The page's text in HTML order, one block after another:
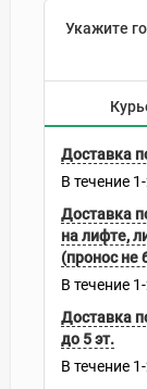
Укажите
Доставка
В течение
Доставка
на лифте,
(пронос не
В течение
Доставка
до 5 эт.
В течение